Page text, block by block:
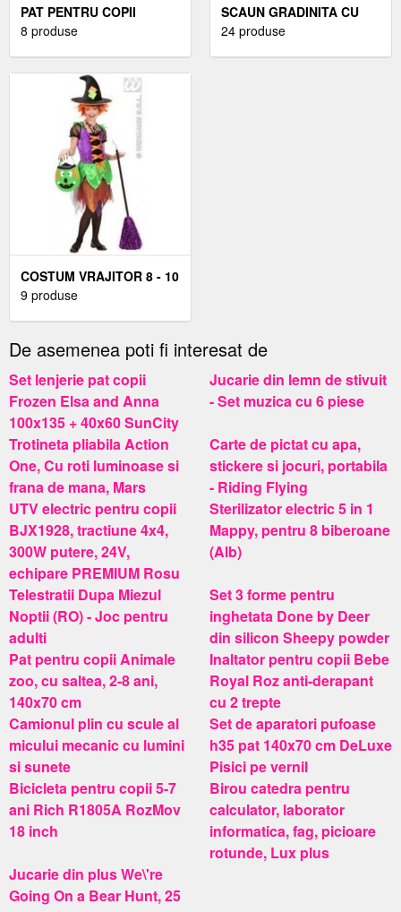
PAT PENTRU COPII
DRAGON, CU SALTEA, 2-8
8 produse
SCAUN GRADINITA CU
INALTIME REGLABILA -
24 produse
COSTUM VRAJITOR 8 - 10
ANI / 140 CM
9 produse
De asemenea poti fi interesat de
Set lenjerie pat copii
Frozen Elsa and Anna
100x135 + 40x60 SunCity
Jucarie din lemn de stivuit
- Set muzica cu 6 piese
Trotineta pliabila Action
One, Cu roti luminoase si
frana de mana, Mars
Carte de pictat cu apa,
stickere si jocuri, portabila
- Riding Flying
UTV electric pentru copii
BJX1928, tractiune 4x4,
300W putere, 24V,
echipare PREMIUM Rosu
Sterilizator electric 5 in 1
Mappy, pentru 8 biberoane
(Alb)
Telestratii Dupa Miezul
Noptii (RO) - Joc pentru
adulti
Set 3 forme pentru
inghetata Done by Deer
din silicon Sheepy powder
Pat pentru copii Animale
zoo, cu saltea, 2-8 ani,
140x70 cm
Inaltator pentru copii Bebe
Royal Roz anti-derapant
cu 2 trepte
Camionul plin cu scule al
micului mecanic cu lumini
si sunete
Set de aparatori pufoase
h35 pat 140x70 cm DeLuxe
Pisici pe vernil
Bicicleta pentru copii 5-7
ani Rich R1805A RozMov
18 inch
Birou catedra pentru
calculator, laborator
informatica, fag, picioare
rotunde, Lux plus
Jucarie din plus We\'re
Going On a Bear Hunt, 25